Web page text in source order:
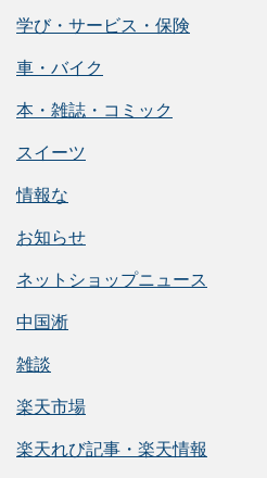
学び・サービス・保険
車・バイク
本・雑誌・コミック
スイーツ
情報な
お知らせ
ネットショップニュース
中国淅
雑談
楽天市場
楽天れび記事・楽天情報